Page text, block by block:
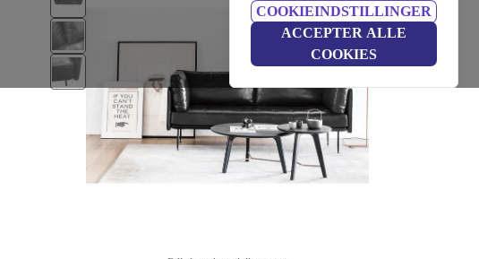
COOKIEINDSTILLINGER
ACCEPTER ALLE
COOKIES